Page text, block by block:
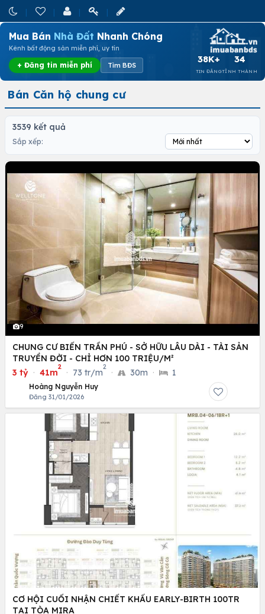
Mua Bán Nhà Đất Nhanh Chóng
Kênh bất động sản miễn phí, uy tín
+ Đăng tin miễn phí Tìm BĐS
38K+
TIN ĐĂNG
34
TỈNH THÀNH
Bán Căn hộ chung cư
3539 kết quả
Sắp xếp:
9
CHUNG CƯ BIỂN TRẦN PHÚ - SỞ HỮU LÂU DÀI - TÀI SẢN
TRUYỀN ĐỜI - CHỈ HƠN 100 TRIỆU/M²
3 tỷ · 41m
2
· 73 tr/m
2
· 30m · 1
Hoàng Nguyễn Huy
Đăng 31/01/2026
CƠ HỘI CUỐI NHẬN CHIẾT KHẤU EARLY-BIRTH 100TR
TẠI TÒA MIRA